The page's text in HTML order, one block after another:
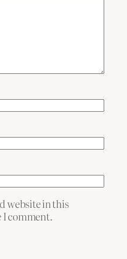
website in this
I comment.